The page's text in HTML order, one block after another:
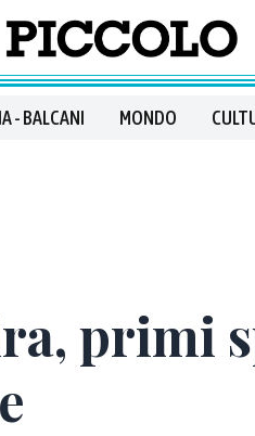
- BALCANI MONDO
primi